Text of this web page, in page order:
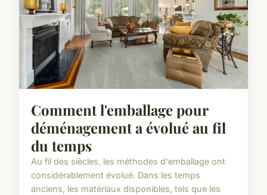
Comment l'emballage pour
déménagement a évolué au fil
du temps
Au fil des siècles, les méthodes d'emballage ont
considérablement évolué. Dans les temps
anciens, les matériaux disponibles, tels que les